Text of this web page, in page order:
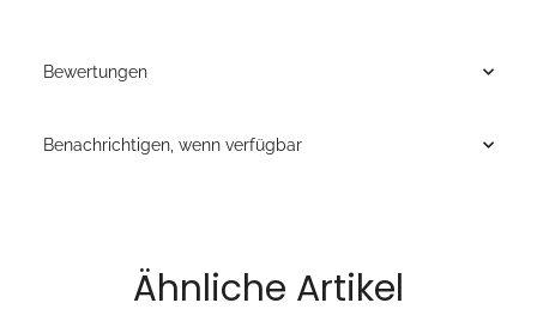
Bewertungen
Benachrichtigen, wenn verfügbar
Ähnliche Artikel